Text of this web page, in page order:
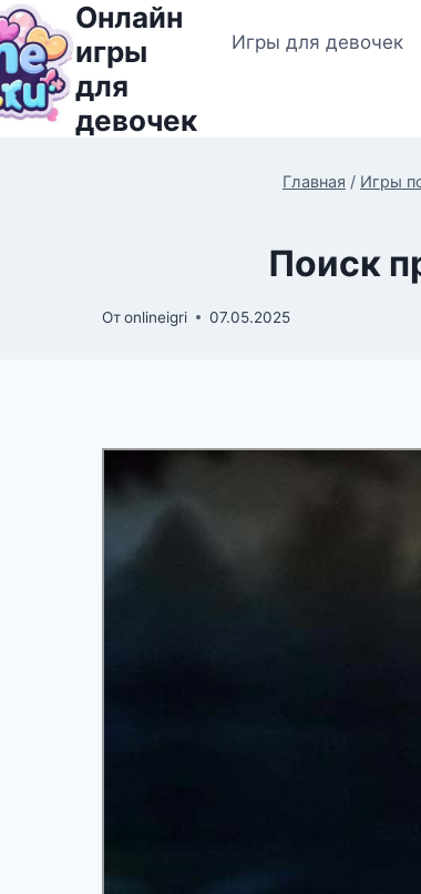
Онлайн
игры
для
девочек
Игры для девочек
Главная / Игры
Поиск
Отonlineigri 07.05.2025